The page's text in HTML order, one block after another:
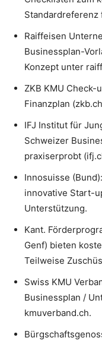
Standardreferenz
Raiffeisen
Businessplan-
Konzept unter
ZKB KMU Check-
Finanzplan
IFJ Institut für
Schweizer
praxiserprobt
Innosuisse
innovative Start-
Unterstützung.
Kant.
Genf) bieten
Teilweise
Swiss KMU
Businessplan /
kmuverband.ch.